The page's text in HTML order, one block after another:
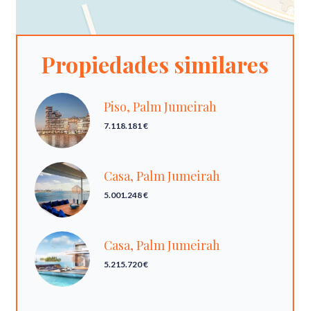
Propiedades similares
Piso, Palm Jumeirah
7.118.181 €
Casa, Palm Jumeirah
5.001.248 €
Casa, Palm Jumeirah
5.215.720 €